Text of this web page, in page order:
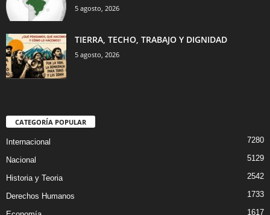
5 agosto, 2026
TIERRA, TECHO, TRABAJO Y DIGNIDAD
5 agosto, 2026
CATEGORÍA POPULAR
Internacional 7280
Nacional 5129
Historia y Teoria 2542
Derechos Humanos 1733
1617